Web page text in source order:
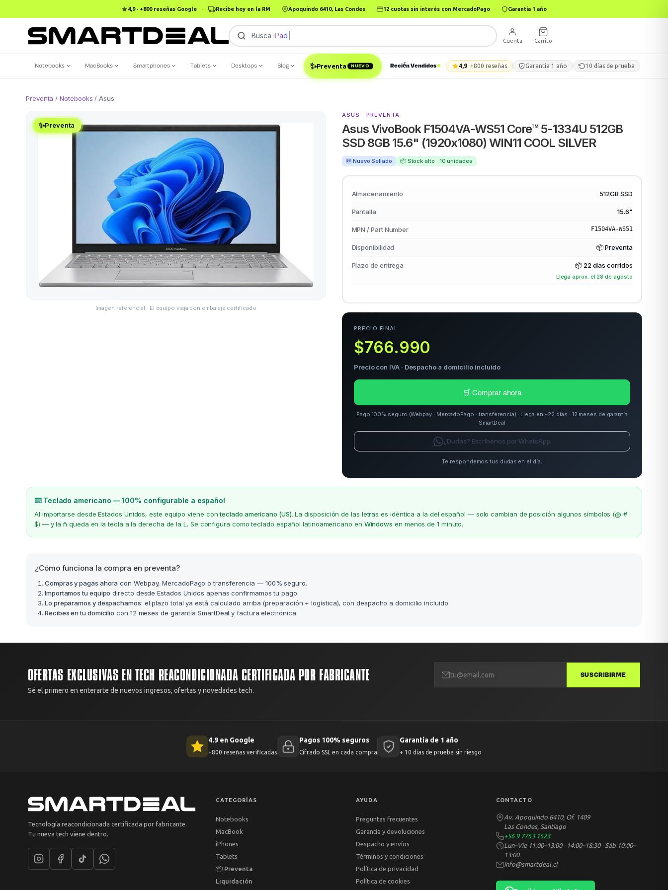
4,9 · +800 reseñas Google · Recibe hoy en la RM · Apoquindo 6410, Las Condes · 12 cuotas sin interés con MercadoPago · Garantía 1 año
Busca iPad
Cuenta Carrito
Notebooks MacBooks Smartphones Tablets Desktops Blog ✨Preventa NUEVO Recién Vendidos 4,9· +800 reseñas Garantía 1 año 10 días de prueba
Preventa /Notebooks /Asus
✨Preventa
Imagen referencial · El equipo viaja con embalaje certificado
ASUS · PREVENTA
Asus VivoBook F1504VA-WS51 Core™ 5-1334U 512GB
SSD 8GB 15.6" (1920x1080) WIN11 COOL SILVER
🆕 Nuevo Sellado 📦 Stock alto · 10 unidades
Almacenamiento 512GB SSD
Pantalla 15.6"
MPN / Part Number F1504VA-WS51
Disponibilidad 📦 Preventa
Plazo de entrega 📦 22 días corridos
Llega aprox. el 28 de agosto
PRECIO FINAL
$766.990
Precio con IVA · Despacho a domicilio incluido
🛒 Comprar ahora
Pago 100% seguro (Webpay · MercadoPago · transferencia) · Llega en ~22 días · 12 meses de garantía
SmartDeal
¿Dudas? Escríbenos por WhatsApp
Te respondemos tus dudas en el día.
⌨️ Teclado americano — 100% configurable a español
Al importarse desde Estados Unidos, este equipo viene conteclado americano (US). La disposición de las letras es idéntica a la del español — solo cambian de posición algunos símbolos (@ #
$) — y lañ queda en la tecla a la derecha de la L. Se configura como teclado español latinoamericano en Windows en menos de 1 minuto.
¿Cómo funciona la compra en preventa?
Compras y pagas ahora con Webpay, MercadoPago o transferencia — 100% seguro.
Importamos tu equipo directo desde Estados Unidos apenas confirmamos tu pago.
Lo preparamos y despachamos: el plazo total ya está calculado arriba (preparación + logística), con despacho a domicilio incluido.
Recibes en tu domicilio con 12 meses de garantía SmartDeal y factura electrónica.
OFERTAS EXCLUSIVAS EN TECH REACONDICIONADA CERTIFICADA POR FABRICANTE
Sé el primero en enterarte de nuevos ingresos, ofertas y novedades tech.
SUSCRIBIRME
4.9 en Google
+800 reseñas verificadas
Pagos 100% seguros
Cifrado SSL en cada compra
Garantía de 1 año
+ 10 días de prueba sin riesgo
Tecnología reacondicionada certificada por fabricante.
Tu nueva tech viene dentro.
CATEGORÍAS
Notebooks
MacBook
iPhones
Tablets
📦 Preventa
Liquidación
AYUDA
Preguntas frecuentes
Garantía y devoluciones
Despacho y envíos
Términos y condiciones
Política de privacidad
Política de cookies
CONTACTO
Av. Apoquindo 6410, Of. 1409
Las Condes, Santiago
+56 9 7753 1523
Lun–Vie 11:00–13:00 · 14:00–18:30 · Sáb 10:00–
13:00
info@smartdeal.cl